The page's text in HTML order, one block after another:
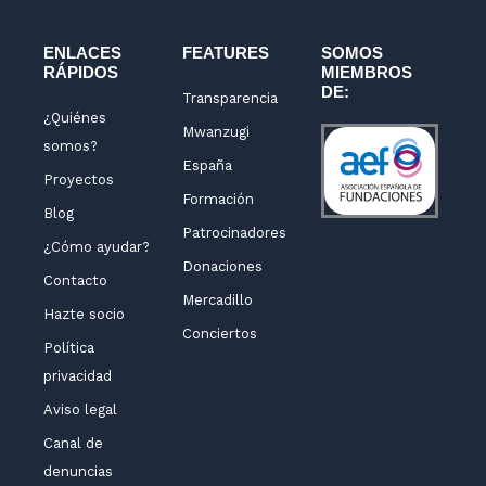
m
ENLACES
RÁPIDOS
¿Quiénes
somos?
Proyectos
Blog
¿Cómo ayudar?
Contacto
Hazte socio
Política
privacidad
Aviso legal
Canal de
denuncias
FEATURES
Transparencia
Mwanzugi
España
Formación
Patrocinadores
Donaciones
Mercadillo
Conciertos
SOMOS
MIEMBROS
DE: